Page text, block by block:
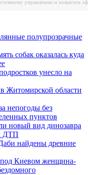
управлению и повысить
полупрозрачные
собак оказалась куда
унесло на
Житомирской области
непогоды без
пунктов
новый вид динозавра
ДТП
найдены древние
под Киевом женщина-